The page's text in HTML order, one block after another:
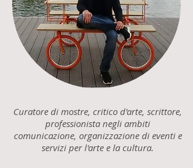
Curatore di mostre, critico d'arte, scrittore,
professionista negli ambiti
comunicazione, organizzazione di eventi e
servizi per l'arte e la cultura.